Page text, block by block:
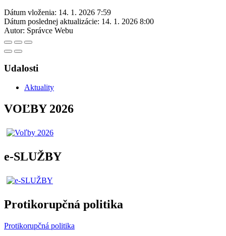
Dátum vloženia: 14. 1. 2026 7:59
Dátum poslednej aktualizácie: 14. 1. 2026 8:00
Autor: Správce Webu
Udalosti
Aktuality
VOĽBY 2026
e-SLUŽBY
Protikorupčná politika
Protikorupčná politika